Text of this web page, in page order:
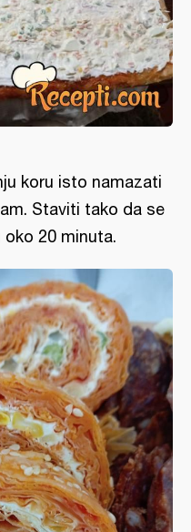
koru isto namazati
Staviti tako da se
oko 20 minuta.